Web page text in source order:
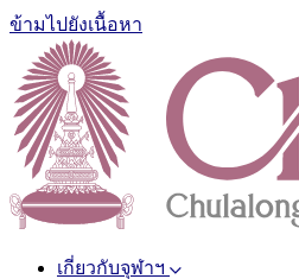
ข้ามไปยังเนื้อหา
เกี่ยวกับจุฬาฯ